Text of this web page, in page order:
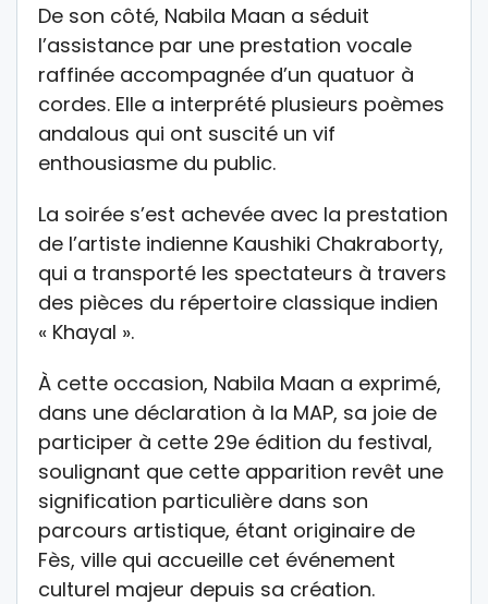
De son côté, Nabila Maan a séduit
l’assistance par une prestation vocale
raffinée accompagnée d’un quatuor à
cordes. Elle a interprété plusieurs poèmes
andalous qui ont suscité un vif
enthousiasme du public.
La soirée s’est achevée avec la prestation
de l’artiste indienne Kaushiki Chakraborty,
qui a transporté les spectateurs à travers
des pièces du répertoire classique indien
« Khayal ».
À cette occasion, Nabila Maan a exprimé,
dans une déclaration à la MAP, sa joie de
participer à cette 29e édition du festival,
soulignant que cette apparition revêt une
signification particulière dans son
parcours artistique, étant originaire de
Fès, ville qui accueille cet événement
culturel majeur depuis sa création.